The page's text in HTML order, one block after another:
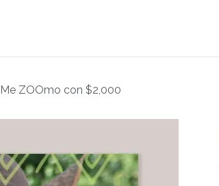
Me ZOOmo con $2,000